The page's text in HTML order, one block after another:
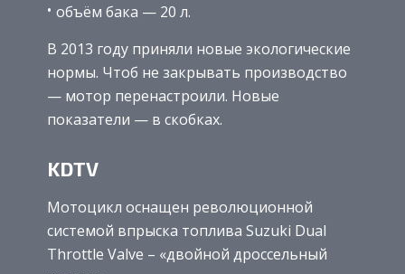
объём бака — 20 л.
В 2013 году приняли новые экологические
нормы. Чтоб не закрывать производство
— мотор перенастроили. Новые
показатели — в скобках.
KDTV
Мотоцикл оснащен революционной
системой впрыска топлива Suzuki Dual
Throttle Valve – «двойной дроссельный